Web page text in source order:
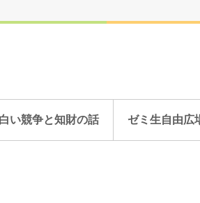
い競争と知財の話 ゼミ生自由広